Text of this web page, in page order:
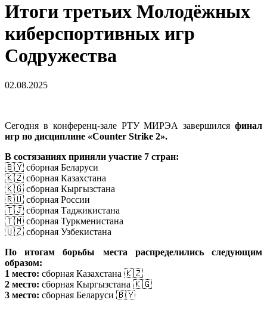
Итоги третьих Молодёжных
киберспортивных игр
Содружества
02.08.2025
Сегодня в конференц-зале РТУ МИРЭА завершился финал
игр по дисциплине «Counter Strike 2».
В состязаниях приняли участие 7 стран:
🇧🇾 сборная Беларуси
🇰🇿 сборная Казахстана
🇰🇬 сборная Кыргызстана
🇷🇺 сборная России
🇹🇯 сборная Таджикистана
🇹🇲 сборная Туркменистана
🇺🇿 сборная Узбекистана
По итогам борьбы места распределились следующим
образом:
1 место: сборная Казахстана 🇰🇿
2 место: сборная Кыргызстана 🇰🇬
3 место: сборная Беларуси 🇧🇾